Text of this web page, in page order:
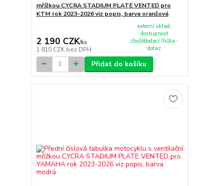
mřížkou CYCRA STADIUM PLATE VENTED pro
KTM rok 2023-2026 viz popis, barva oranžová
2 190 CZK/ks
1 810 CZK bez DPH
externí sklad,
dostupnost
zboží/dodací lhůta -
dotaz
Přidat do košíku